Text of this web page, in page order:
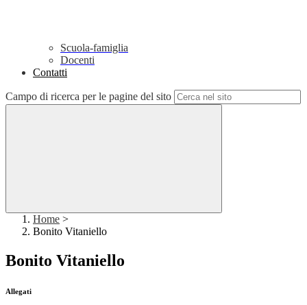
Scuola-famiglia
Docenti
Contatti
Campo di ricerca per le pagine del sito
Home >
Bonito Vitaniello
Bonito Vitaniello
Allegati